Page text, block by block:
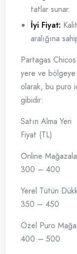
tatlar sunar.
İyi Fiyat:
aralığına
Partagas
yere ve
olarak, bu puro
gibidir:
Satın Alma Yeri
Fiyat (TL)
Online
300 – 400
Yerel Tütün
350 – 450
Özel Puro
400 – 500